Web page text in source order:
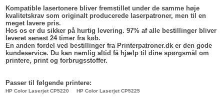
Kompatible lasertonere bliver fremstillet under de samme høje
kvalitetskrav som originalt producerede laserpatroner, men til en
meget lavere pris.
Hos os er du sikker på hurtig levering. 97% af alle bestillinger bliver
leveret senest 24 timer fra køb.
En anden fordel ved bestillinger fra Printerpatroner.dk er den gode
kundeservice. Du kan nemlig altid få hjælp til dine spørgsmål om
printere, print og forbrugsstoffer.
Passer til følgende printere:
HP Color Laserjet CP5220 HP Color Laserjet CP5225